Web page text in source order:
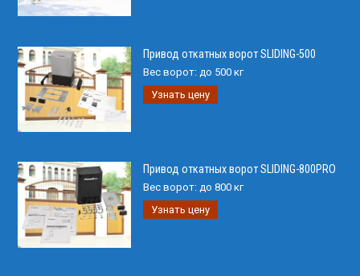
Привод откатных ворот SLIDING-500
Вес ворот: до 500 кг
Узнать цену
Привод откатных ворот SLIDING-800PRO
Вес ворот:до 800 кг
Узнать цену